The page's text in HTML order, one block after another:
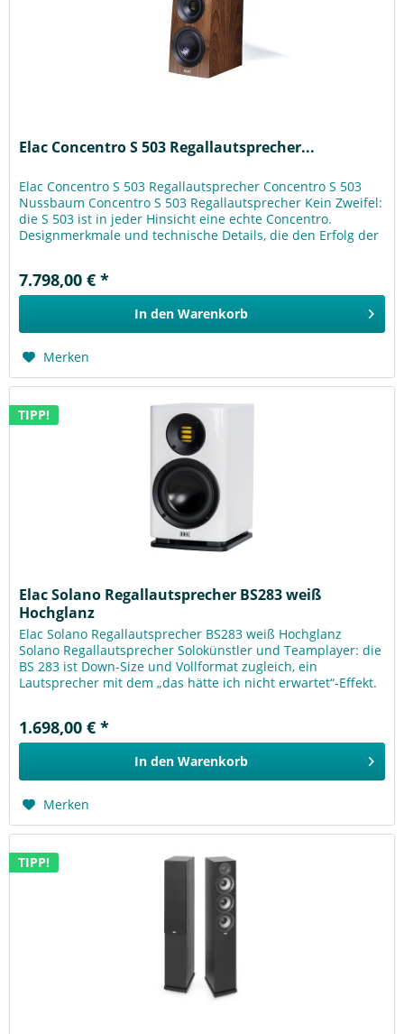
Elac Concentro S 503 Regallautsprecher...
Elac Concentro S 503 Regallautsprecher Concentro S 503
Nussbaum Concentro S 503 Regallautsprecher Kein Zweifel:
die S 503 ist in jeder Hinsicht eine echte Concentro.
Designmerkmale und technische Details, die den Erfolg der
7.798,00 € *
In den Warenkorb
Merken
TIPP!
Elac Solano Regallautsprecher BS283 weiß
Hochglanz
Elac Solano Regallautsprecher BS283 weiß Hochglanz
Solano Regallautsprecher Solokünstler und Teamplayer: die
BS 283 ist Down-Size und Vollformat zugleich, ein
Lautsprecher mit dem „das hätte ich nicht erwartet“-Effekt.
1.698,00 € *
In den Warenkorb
Merken
TIPP!